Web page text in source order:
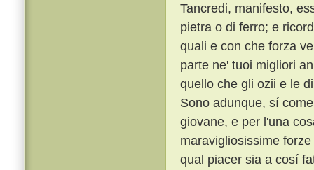
Tancredi, manifesto,
pietra o di ferro; e
quali e con che forza
parte ne' tuoi migliori
quello che gli ozii e le
Sono adunque, sí
giovane, e per l'una
maravigliosissime
qual piacer sia a cosí